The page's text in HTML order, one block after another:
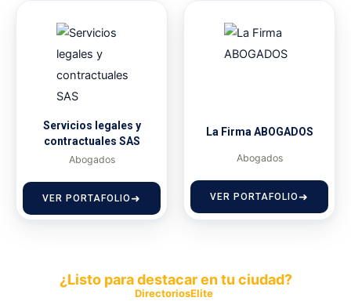
Servicios legales y
contractuales SAS
Abogados
VER PORTAFOLIO
La Firma ABOGADOS
Abogados
VER PORTAFOLIO
¿Listo para destacar en tu ciudad?
DirectoriosElite